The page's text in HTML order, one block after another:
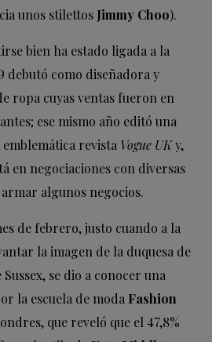
unos stilettos Jimmy Choo).
bien ha estado ligada a la
debutó como diseñadora y
ropa cuyas ventas fueron en
ese mismo año editó una
revista Vogue UKy,
en negociaciones con diversas
algunos negocios.
de febrero, justo cuando a la
la imagen de la duquesa de
se dio a conocer una
la escuela de moda Fashion
que reveló que el 47,8%